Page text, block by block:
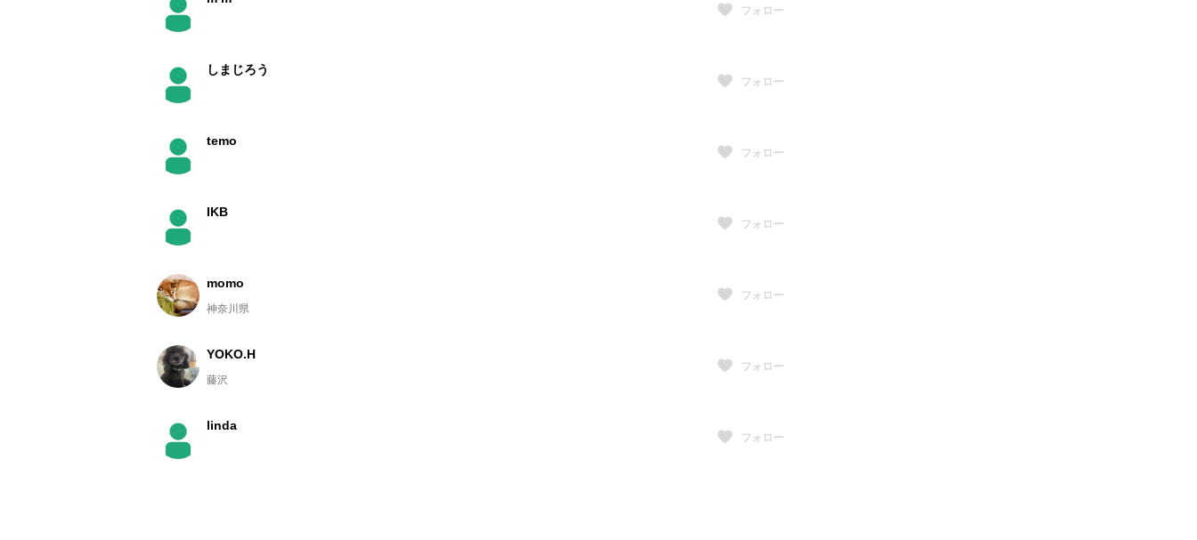
フォロー
しまじろう
フォロー
temo
フォロー
IKB
フォロー
momo
神奈川県
フォロー
YOKO.H
藤沢
フォロー
linda
フォロー